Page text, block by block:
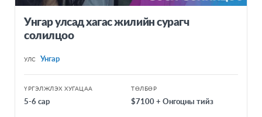
Унгар улсад хагас жилийн сурагч
солилцоо
УЛС Унгар
ҮРГЭЛЖЛЭХ ХУГАЦАА
5-6 сар
ТӨЛБӨР
$7100 + Онгоцны тийз